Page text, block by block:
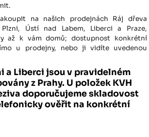
na našich prodejnách Ráj dřeva
Ústí nad Labem, Liberci a Praze,
až k vám domů; dostupnost konkrétní
u prodejny, nebo ji vidíte uvedenou
a Liberci jsou v pravidelném
z Prahy. U položek KVH
doporučujeme skladovost
ověřit na konkrétní